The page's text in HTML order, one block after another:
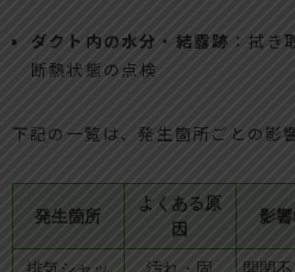
ダクト内の水分・結露跡 ：拭き
断熱状態の点検
下記の一覧は、発生箇所ごとの影
発生箇所
よくある原
因
影響